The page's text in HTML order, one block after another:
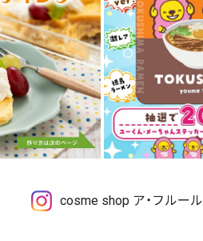
cosme shop ア・フルール